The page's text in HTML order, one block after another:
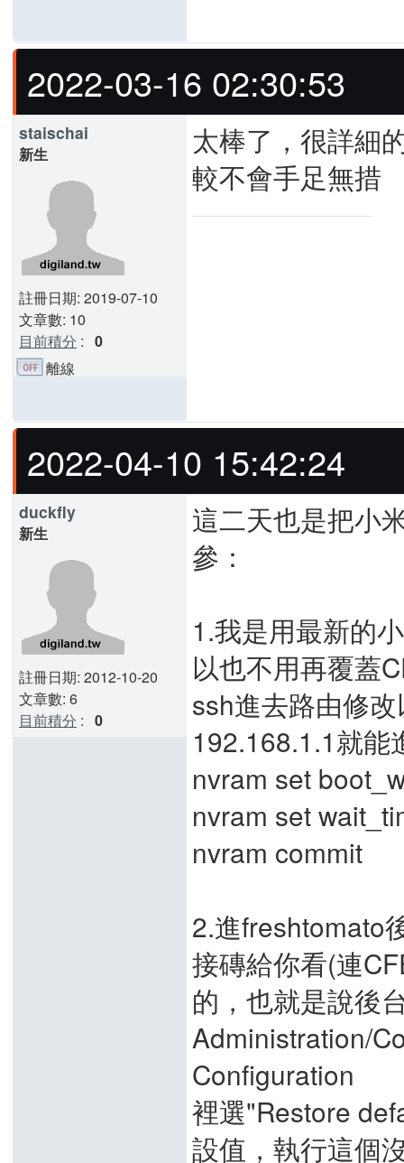
2022-03-16 02:30:53
staischai
新生
註冊日期: 2019-07-10
文章數: 10
目前積分 : 0
太棒了，很詳細
較不會手足無措
離線
2022-04-10 15:42:24
duckfly
新生
註冊日期: 2012-10-20
文章數: 6
目前積分 : 0
這二天也是把小
參：
1.我是用最新的
以也不用再覆蓋
ssh進去路由修
192.168.1.1就能
nvram set
nvram set
nvram commit
2.進freshtomato
接磚給你看(連
的，也就是說後
Administration/
Configuration
裡選"Restore
設值，執行這個